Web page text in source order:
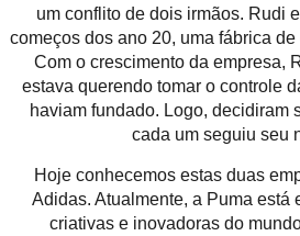
um conflito de dois irmãos. Rudi
começos dos ano 20, uma fábrica
Com o crescimento da empresa,
estava querendo tomar o controle
haviam fundado. Logo, decidiram
cada um seguiu seu
Hoje conhecemos estas duas
Adidas. Atualmente, a Puma está
criativas e inovadoras do